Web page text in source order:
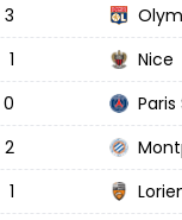
3
1 Nice
0
2
1